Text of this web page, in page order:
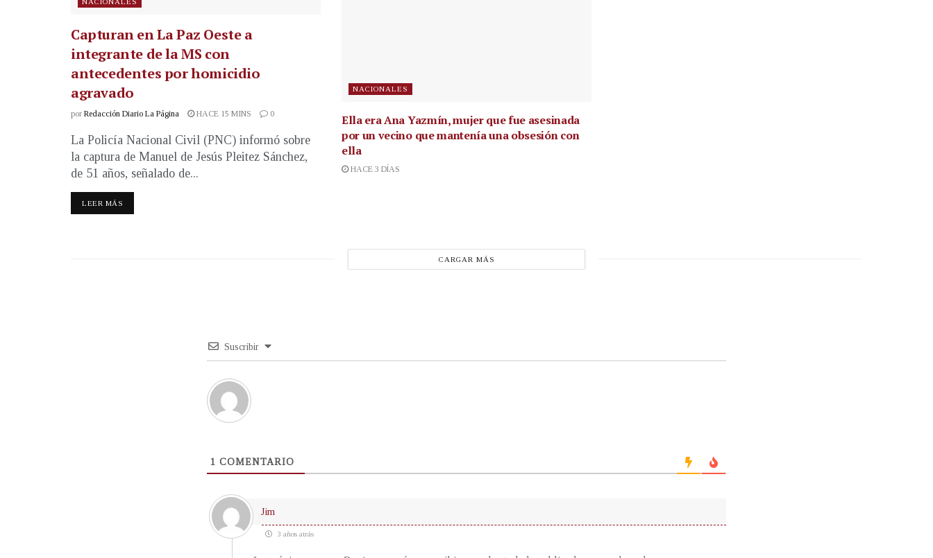
Capturan en La Paz Oeste a
integrante de la MS con
antecedentes por homicidio
agravado
por Redacción Diario La Página HACE 15 MINS 0
La Policía Nacional Civil (PNC) informó sobre
la captura de Manuel de Jesús Pleitez Sánchez,
de 51 años, señalado de...
LEER MÁS
NACIONALES
Ella era Ana Yazmín, mujer que fue asesinada
por un vecino que mantenía una obsesión con
ella
HACE 3 DÍAS
CARGAR MÁS
Suscribir
1 COMENTARIO
Jim
3 años atrás